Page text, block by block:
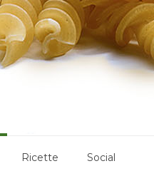
Ricette Social